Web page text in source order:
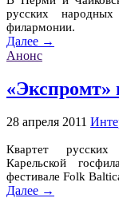
русских
филармонии.
Далее →
Анонс
«Экспромт»
28 апреля 2011
Квартет
Карельской
фестивале Folk
Далее →